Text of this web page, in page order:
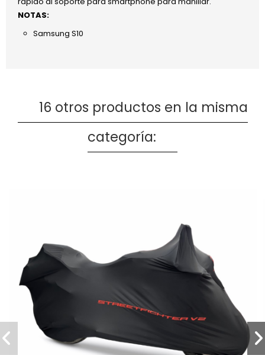
NOTAS:
Samsung S10
16 otros productos en la misma
categoría: